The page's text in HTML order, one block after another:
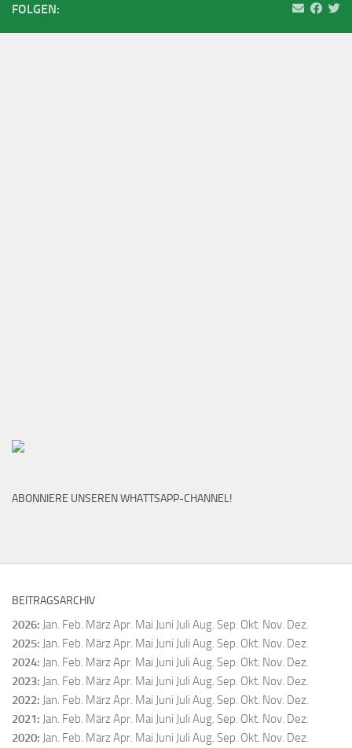
FOLGEN:
ABONNIERE UNSEREN WHATTSAPP-CHANNEL!
BEITRAGSARCHIV
2026: Jan. Feb. MärzApr. Mai Juni Juli Aug. Sep. Okt. Nov. Dez.
2025: Jan. Feb. MärzApr. Mai Juni Juli Aug. Sep. Okt. Nov. Dez.
2024: Jan. Feb. MärzApr. Mai Juni Juli Aug. Sep. Okt. Nov. Dez.
2023: Jan. Feb. MärzApr. Mai Juni Juli Aug. Sep. Okt. Nov. Dez.
2022: Jan. Feb. MärzApr. Mai Juni Juli Aug. Sep. Okt. Nov. Dez.
2021: Jan. Feb. MärzApr. Mai Juni Juli Aug. Sep. Okt. Nov. Dez.
2020: Jan. Feb. MärzApr. Mai Juni Juli Aug. Sep. Okt. Nov. Dez.